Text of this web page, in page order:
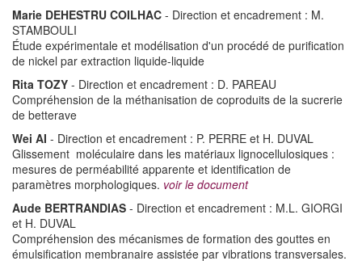
Marie DEHESTRU COILHAC - Direction et encadrement : M.
STAMBOULI
Étude expérimentale et modélisation d'un procédé de purification
de nickel par extraction liquide-liquide
Rita TOZY - Direction et encadrement : D. PAREAU
Compréhension de la méthanisation de coproduits de la sucrerie
de betterave
Wei AI - Direction et encadrement : P. PERRE et H. DUVAL
Glissement moléculaire dans les matériaux lignocellulosiques :
mesures de perméabilité apparente et identification de
paramètres morphologiques. voir le document
Aude BERTRANDIAS - Direction et encadrement : M.L. GIORGI
et H. DUVAL
Compréhension des mécanismes de formation des gouttes en
émulsification membranaire assistée par vibrations transversales.